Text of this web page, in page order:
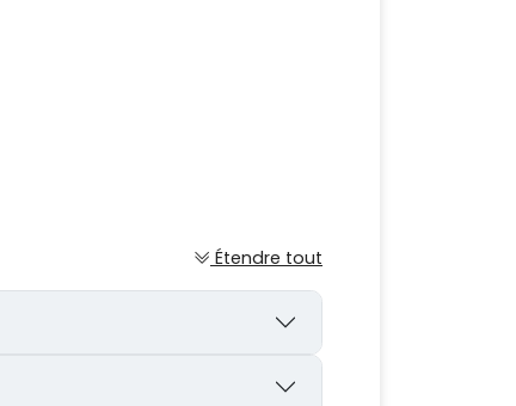
Étendre tout